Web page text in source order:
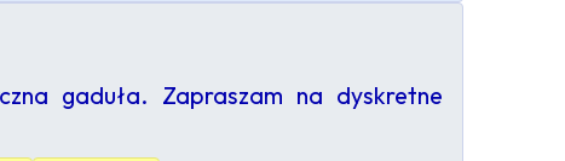
gaduła. Zapraszam na dyskretne